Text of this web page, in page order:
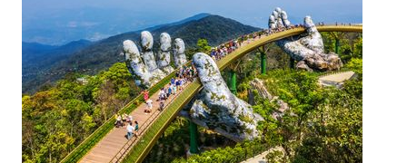
a
r
S
e
n
s
l
o